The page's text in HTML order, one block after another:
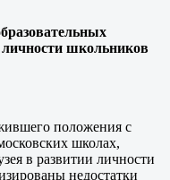
школьников
положения с
школах,
в развитии личности
недостатки